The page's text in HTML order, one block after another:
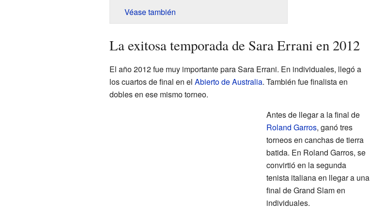
Véase también
La exitosa temporada de Sara Errani en 2012
El año 2012 fue muy importante para Sara Errani. En individuales, llegó a
los cuartos de final en el Abierto de Australia. También fue finalista en
dobles en ese mismo torneo.
Antes de llegar a la final de
Roland Garros, ganó tres
torneos en canchas de tierra
batida. En Roland Garros, se
convirtió en la segunda
tenista italiana en llegar a una
final de Grand Slam en
individuales.